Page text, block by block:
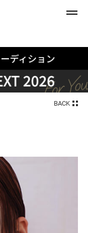
BACK